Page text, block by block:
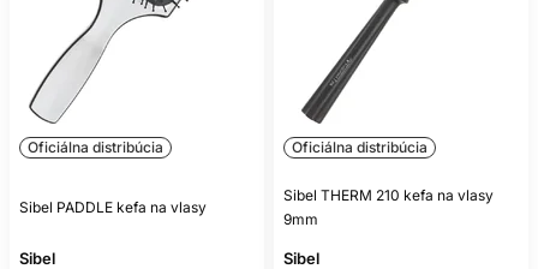
Oficiálna distribúcia
Sibel PADDLE kefa na vlasy
Sibel
Oficiálna distribúcia
Sibel THERM 210 kefa na vlasy
9mm
Sibel